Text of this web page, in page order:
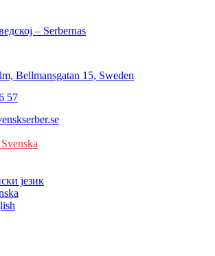
Bellmansgatan 15, Sweden
57
језик